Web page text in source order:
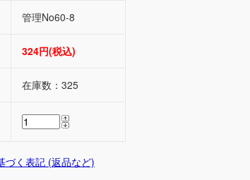
管理No60-8
324円(税込)
在庫数：325
づく表記 (返品など)